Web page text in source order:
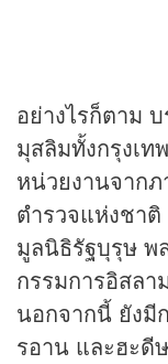
อย่างไรก็ตาม
มุสลิมทั้งกรุงเท
หน่วยงานจาก
ตำรวจแห่งชา
มูลนิธิรัฐบุรุษ
กรรมการอิสลา
นอกจากนี้ ยังมี
รอาน และฮะดีษ